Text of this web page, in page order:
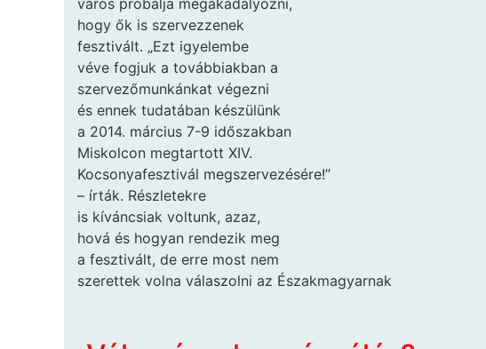
város próbálja megakadályozni,
hogy ők is szervezzenek
fesztivált. „Ezt igyelembe
véve fogjuk a továbbiakban a
szervezőmunkánkat végezni
és ennek tudatában készülünk
a 2014. március 7-9 időszakban
Miskolcon megtartott XIV.
Kocsonyafesztivál megszervezésére!”
– írták. Részletekre
is kíváncsiak voltunk, azaz,
hová és hogyan rendezik meg
a fesztivált, de erre most nem
szerettek volna válaszolni az Északmagyarnak